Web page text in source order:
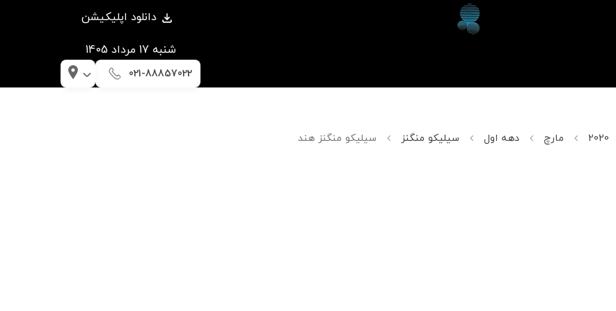
دانلود اپلیکیشن
شنبه 17 مرداد 1405
021-88857022
2020 مارچ دهه اول سیلیکو منگنز سیلیکو منگنز هند